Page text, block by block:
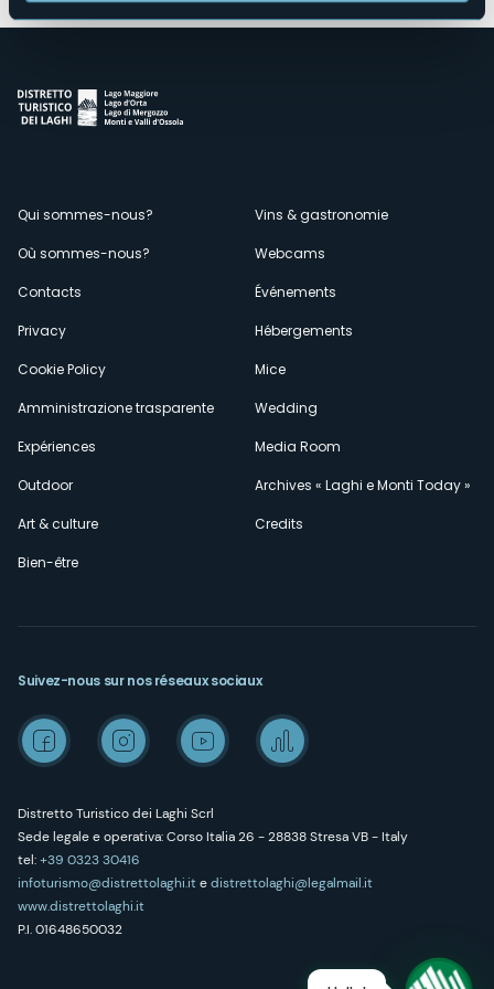
Menù
secondario
Qui sommes-nous?
Où sommes-nous?
Contacts
Privacy
Cookie Policy
Amministrazione trasparente
Expériences
Outdoor
Art & culture
Bien-être
Vins & gastronomie
Webcams
Événements
Hébergements
Mice
Wedding
Media Room
Archives « Laghi e Monti Today »
Credits
Distretto Turistico dei Laghi Scrl
Sede legale e operativa: Corso Italia 26 - 28838 Stresa VB - Italy
tel:+39 0323 30416
infoturismo@distrettolaghi.itedistrettolaghi@legalmail.it
www.distrettolaghi.it
P.I. 01648650032
Suivez-nous sur nos réseaux sociaux